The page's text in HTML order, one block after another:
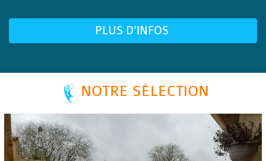
PLUS D'INFOS
NOTRE SÉLECTION